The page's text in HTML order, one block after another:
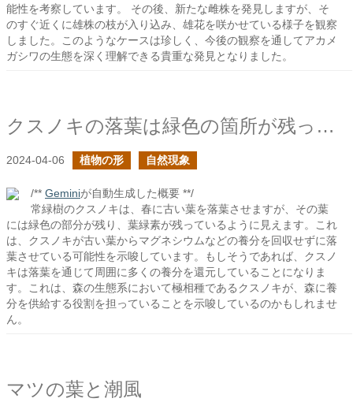
能性を考察しています。 その後、新たな雌株を発見しますが、そ
のすぐ近くに雄株の枝が入り込み、雄花を咲かせている様子を観察
しました。このようなケースは珍しく、今後の観察を通してアカメ
ガシワの生態を深く理解できる貴重な発見となりました。
クスノキの落葉は緑色の箇所が残った状態で起こってる
2024-04-06 植物の形 自然現象
/** Geminiが自動生成した概要 **/
常緑樹のクスノキは、春に古い葉を落葉させますが、その葉
には緑色の部分が残り、葉緑素が残っているように見えます。これ
は、クスノキが古い葉からマグネシウムなどの養分を回収せずに落
葉させている可能性を示唆しています。もしそうであれば、クスノ
キは落葉を通じて周囲に多くの養分を還元していることになりま
す。これは、森の生態系において極相種であるクスノキが、森に養
分を供給する役割を担っていることを示唆しているのかもしれませ
ん。
マツの葉と潮風